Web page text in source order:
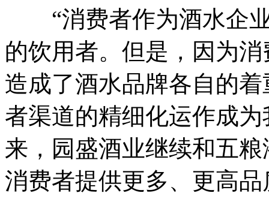
“消费者作为酒水企业
的饮用者。但是，因为
造成了酒水品牌各自的
者渠道的精细化运作成
来，园盛酒业继续和五
消费者提供更多、更高